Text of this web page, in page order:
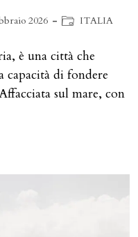
2026
Categoria
ITALIA
è una città che
capacità di fondere
sul mare, con